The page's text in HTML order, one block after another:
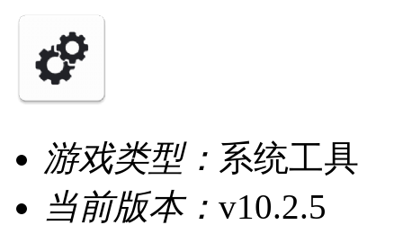
游戏类型： 系统工具
当前版本： v10.2.5